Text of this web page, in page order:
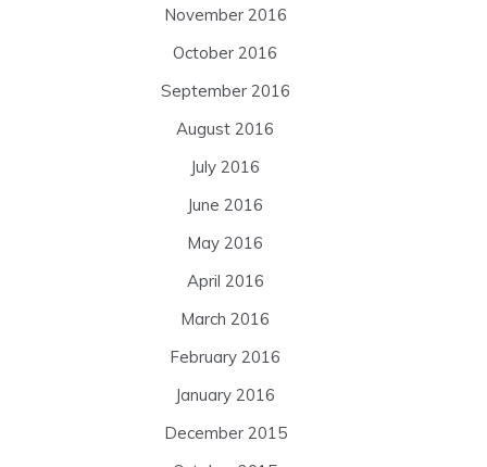
November 2016
October 2016
September 2016
August 2016
July 2016
June 2016
May 2016
April 2016
March 2016
February 2016
January 2016
December 2015